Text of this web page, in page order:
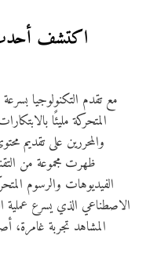
مع تقدم التكنولوجيا
المتحركة مليئًا
ظهرت مجموعة من
الفيديوهات والرسوم
الاصطناعي الذي يسرع عملية
المشاهد تجربة غامرة،